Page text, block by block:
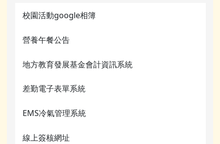
本土語言專區
圖書館數位資源館
檔案下載
行事曆
檔案下載
行事曆
網管常用連結
關於我們
校務行政
蚵寮評鑑網站
活動相簿
榮譽榜
校園影音
常用連結
檔案下載
行事曆
校園活動google相簿
營養午餐公告
地方教育發展基金會計資訊系統
差勤電子表單系統
EMS冷氣管理系統
線上簽核網址